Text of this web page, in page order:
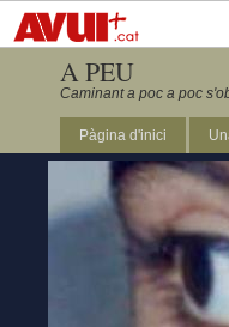
A PEU
Caminant a poc a poc
Pàgina d'inici